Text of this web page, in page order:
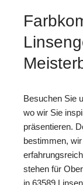
Besuchen Sie
wo wir Sie
präsentieren.
bestimmen,
stehen für